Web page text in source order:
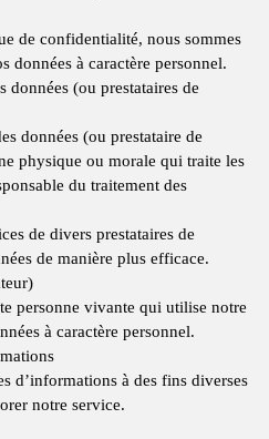
de confidentialité, nous sommes
données à caractère personnel.
données (ou prestataires de
données (ou prestataire de
physique ou morale qui traite les
du traitement des
de divers prestataires de
de manière plus efficace.
personne vivante qui utilise notre
à caractère personnel.
d’informations à des fins diverses
notre service.